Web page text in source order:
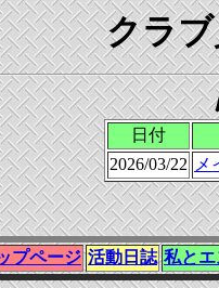
クラ
日付
2026/03/22
メ
プページ 活動日誌 私と